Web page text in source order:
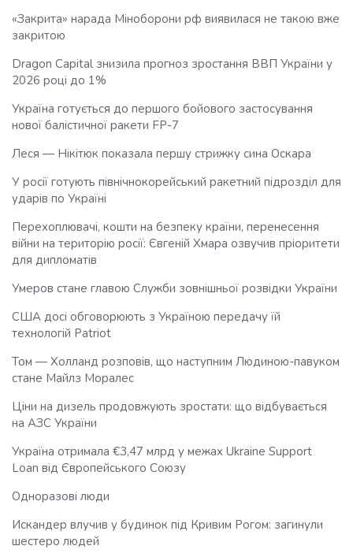
«Закрита» нарада Міноборони рф виявилася не такою вже
закритою
Dragon Capital знизила прогноз зростання ВВП України у
2026 році до 1%
Україна готується до першого бойового застосування
нової балістичної ракети FP-7
Леся — Нікітюк показала першу стрижку сина Оскара
У росії готують північнокорейський ракетний підрозділ для
ударів по Україні
Перехоплювачі, кошти на безпеку країни, перенесення
війни на територію росії: Євгеній Хмара озвучив пріоритети
для дипломатів
Умеров стане главою Служби зовнішньої розвідки України
США досі обговорюють з Україною передачу їй
технологій Patriot
Том — Холланд розповів, що наступним Людиною-павуком
стане Майлз Моралес
Ціни на дизель продовжують зростати: що відбувається
на АЗС України
Україна отримала €3,47 млрд у межах Ukraine Support
Loan від Європейського Союзу
Одноразові люди
Искандер влучив у будинок під Кривим Рогом: загинули
шестеро людей